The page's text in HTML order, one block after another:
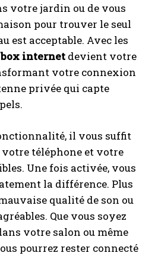
votre jardin ou de vous
pour trouver le seul
est acceptable. Avec les
box internet devient votre
votre connexion
privée qui capte
il vous suffit
votre téléphone et votre
Une fois activée, vous
la différence. Plus
qualité de son ou
Que vous soyez
votre salon ou même
pourrez rester connecté